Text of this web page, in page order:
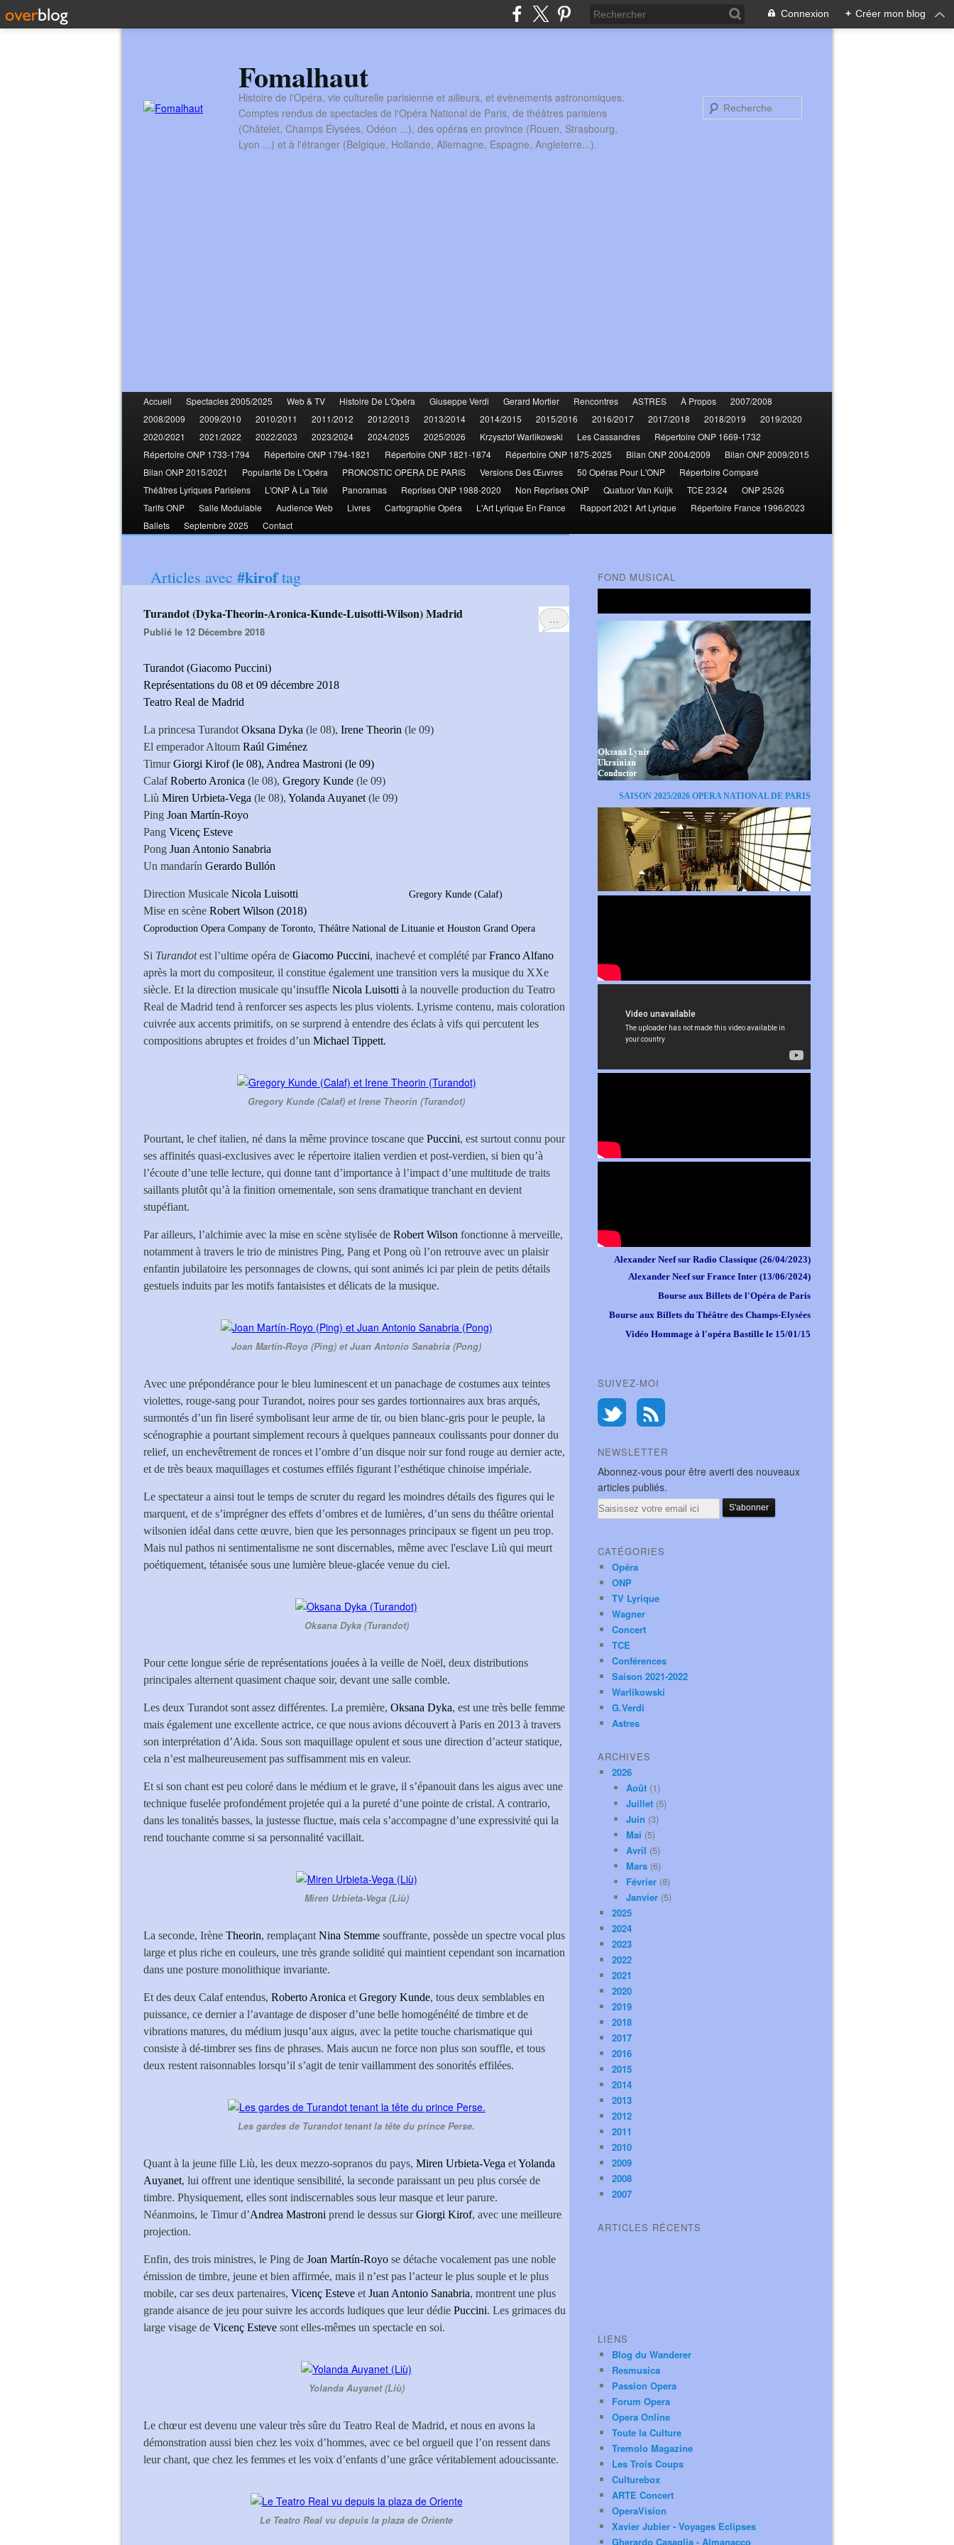
Connexion + Créer mon blog
Fomalhaut
Histoire de l'Opéra, vie culturelle parisienne et ailleurs, et évènements astronomiques.
Comptes rendus de spectacles de l'Opéra National de Paris, de théâtres parisiens
(Châtelet, Champs Élysées, Odéon ...), des opéras en province (Rouen, Strasbourg,
Lyon ...) et à l'étranger (Belgique, Hollande, Allemagne, Espagne, Angleterre...).
Accueil Spectacles 2005/2025 Web & TV Histoire De L'Opéra Giuseppe Verdi Gerard Mortier Rencontres ASTRES À Propos
2007/2008
2008/2009
2009/2010 2010/2011 2011/2012 2012/2013 2013/2014 2014/2015 2015/2016 2016/2017 2017/2018 2018/2019
2019/2020
2020/2021
2021/2022 2022/2023 2023/2024 2024/2025 2025/2026 Krzysztof Warlikowski Les Cassandres
Répertoire ONP 1669-1732
Répertoire ONP 1733-1794
Répertoire ONP 1794-1821 Répertoire ONP 1821-1874 Répertoire ONP 1875-2025 Bilan ONP 2004/2009
Bilan ONP 2009/2015
Bilan ONP 2015/2021
Popularité De L'Opéra PRONOSTIC OPERA DE PARIS Versions Des Œuvres 50 Opéras Pour L'ONP
Répertoire Comparé
Théâtres Lyriques Parisiens
L'ONP À La Télé Panoramas Reprises ONP 1988-2020 Non Reprises ONP Quatuor Van Kuijk TCE 23/24
ONP 25/26
Tarifs ONP
Salle Modulable Audience Web Livres Cartographie Opéra L'Art Lyrique En France Rapport 2021 Art Lyrique
Répertoire France 1996/2023
Ballets
Septembre 2025 Contact
Articles avec #kiroftag
…
Turandot (Dyka-Theorin-Aronica-Kunde-Luisotti-Wilson) Madrid
Publié le 12 Décembre 2018
Turandot (Giacomo Puccini)
Représentations du 08 et 09 décembre 2018
Teatro Real de Madrid
La princesa Turandot Oksana Dyka (le 08), Irene Theorin (le 09)
El emperador Altoum Raúl Giménez
TimurGiorgi Kirof (le 08), Andrea Mastroni (le 09)
CalafRoberto Aronica (le 08), Gregory Kunde (le 09)
Liù Miren Urbieta-Vega (le 08), Yolanda Auyanet (le 09)
Ping Joan Martín-Royo
Pang Vicenç Esteve
Pong Juan Antonio Sanabria
Un mandarín Gerardo Bullón
Direction Musicale Nicola Luisotti Gregory Kunde (Calaf)
Mise en scène Robert Wilson (2018)
Coproduction Opera Company de Toronto, Théâtre National de Lituanie et Houston Grand Opera
Si Turandotest l’ultime opéra de Giacomo Puccini, inachevé et complété parFranco Alfano
après la mort du compositeur, il constitue également une transition vers la musique du XXe
siècle. Et la direction musicale qu’insuffle Nicola Luisotti à la nouvelle production du Teatro
Real de Madrid tend à renforcer ses aspects les plus violents. Lyrisme contenu, mais coloration
cuivrée aux accents primitifs, on se surprend à entendre des éclats à vifs qui percutent les
compositions abruptes et froides d’un Michael Tippett.
Gregory Kunde (Calaf) et Irene Theorin (Turandot)
Pourtant, le chef italien, né dans la même province toscane que Puccini, est surtout connu pour
ses affinités quasi-exclusives avec le répertoire italien verdien et post-verdien, si bien qu’à
l’écoute d’une telle lecture, qui donne tant d’importance à l’impact d’une multitude de traits
saillants plutôt qu’à la finition ornementale, son sens dramatique tranchant en devient
stupéfiant.
Par ailleurs, l’alchimie avec la mise en scène stylisée de Robert Wilson fonctionne à merveille,
notamment à travers le trio de ministres Ping, Pang et Pong où l’on retrouve avec un plaisir
enfantin jubilatoire les personnages de clowns, qui sont animés ici par plein de petits détails
gestuels induits par les motifs fantaisistes et délicats de la musique.
Joan Martín-Royo (Ping) et Juan Antonio Sanabria (Pong)
Avec une prépondérance pour le bleu luminescent et un panachage de costumes aux teintes
violettes, rouge-sang pour Turandot, noires pour ses gardes tortionnaires aux bras arqués,
surmontés d’un fin liseré symbolisant leur arme de tir, ou bien blanc-gris pour le peuple, la
scénographie a pourtant simplement recours à quelques panneaux coulissants pour donner du
relief, un enchevêtrement de ronces et l’ombre d’un disque noir sur fond rouge au dernier acte,
et de très beaux maquillages et costumes effilés figurant l’esthétique chinoise impériale.
Le spectateur a ainsi tout le temps de scruter du regard les moindres détails des figures qui le
marquent, et de s’imprégner des effets d’ombres et de lumières, d’un sens du théâtre oriental
wilsonien idéal dans cette œuvre, bien que les personnages principaux se figent un peu trop.
Mais nul pathos ni sentimentalisme ne sont discernables, même avec l'esclave Liù qui meurt
poétiquement, tétanisée sous une lumière bleue-glacée venue du ciel.
Oksana Dyka (Turandot)
Pour cette longue série de représentations jouées à la veille de Noël, deux distributions
principales alternent quasiment chaque soir, devant une salle comble.
Les deux Turandot sont assez différentes. La première, Oksana Dyka, est une très belle femme
mais également une excellente actrice, ce que nous avions découvert à Paris en 2013 à travers
son interprétation d’Aida. Sous son maquillage opulent et sous une direction d’acteur statique,
cela n’est malheureusement pas suffisamment mis en valeur.
Et si son chant est peu coloré dans le médium et le grave, il s’épanouit dans les aigus avec une
technique fuselée profondément projetée qui a la pureté d’une pointe de cristal. A contrario,
dans les tonalités basses, la justesse fluctue, mais cela s’accompagne d’une expressivité qui la
rend touchante comme si sa personnalité vacillait.
Miren Urbieta-Vega (Liù)
La seconde, Irène Theorin, remplaçant Nina Stemme souffrante, possède un spectre vocal plus
large et plus riche en couleurs, une très grande solidité qui maintient cependant son incarnation
dans une posture monolithique invariante.
Et des deux Calaf entendus, Roberto Aronica et Gregory Kunde, tous deux semblables en
puissance, ce dernier a l’avantage de disposer d’une belle homogénéité de timbre et de
vibrations matures, du médium jusqu’aux aigus, avec la petite touche charismatique qui
consiste à dé-timbrer ses fins de phrases. Mais aucun ne force non plus son souffle, et tous
deux restent raisonnables lorsqu’il s’agit de tenir vaillamment des sonorités effilées.
Les gardes de Turandot tenant la tête du prince Perse.
Quant à la jeune fille Liù, les deux mezzo-sopranos du pays, Miren Urbieta-Vega etYolanda
Auyanet, lui offrent une identique sensibilité, la seconde paraissant un peu plus corsée de
timbre. Physiquement, elles sont indiscernables sous leur masque et leur parure.
Néanmoins, le Timur d’Andrea Mastroni prend le dessus surGiorgi Kirof, avec une meilleure
projection.
Enfin, des trois ministres, le Ping de Joan Martín-Royo se détache vocalement pas une noble
émission de timbre, jeune et bien affirmée, mais il n’est pas l’acteur le plus souple et le plus
mobile, car ses deux partenaires, Vicenç Esteve et Juan Antonio Sanabria, montrent une plus
grande aisance de jeu pour suivre les accords ludiques que leur dédie Puccini. Les grimaces du
large visage de Vicenç Esteve sont elles-mêmes un spectacle en soi.
Yolanda Auyanet (Liù)
Le chœur est devenu une valeur très sûre du Teatro Real de Madrid, et nous en avons la
démonstration aussi bien chez les voix d’hommes, avec ce bel orgueil que l’on ressent dans
leur chant, que chez les femmes et les voix d’enfants d’une grâce véritablement adoucissante.
Le Teatro Real vu depuis la plaza de Oriente
FOND MUSICAL
SAISON 2025/2026 OPERA NATIONAL DE PARIS
Alexander Neef sur Radio Classique (26/04/2023)
Alexander Neef sur France Inter (13/06/2024)
Bourse aux Billets de l'Opéra de Paris
Bourse aux Billets du Théâtre des Champs-Elysées
Vidéo Hommage à l'opéra Bastille le 15/01/15
SUIVEZ-MOI
NEWSLETTER
Abonnez-vous pour être averti des nouveaux
articles publiés.
Email
CATÉGORIES
Opéra
ONP
TV Lyrique
Wagner
Concert
TCE
Conférences
Saison 2021-2022
Warlikowski
G.Verdi
Astres
ARCHIVES
2026
Août (1)
Juillet (5)
Juin (3)
Mai (5)
Avril (5)
Mars (6)
Février (8)
Janvier (5)
2025
2024
2023
2022
2021
2020
2019
2018
2017
2016
2015
2014
2013
2012
2011
2010
2009
2008
2007
ARTICLES RÉCENTS
LIENS
Blog du Wanderer
Resmusica
Passion Opera
Forum Opera
Opera Online
Toute la Culture
Tremolo Magazine
Les Trois Coups
Culturebox
ARTE Concert
OperaVision
Xavier Jubier - Voyages Eclipses
Gherardo Casaglia - Almanacco